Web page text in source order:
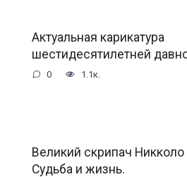
Актуальная карикатура
шестидесятилетней
0 1.1к.
Великий скрипач Никколо
Судьба и жизнь.